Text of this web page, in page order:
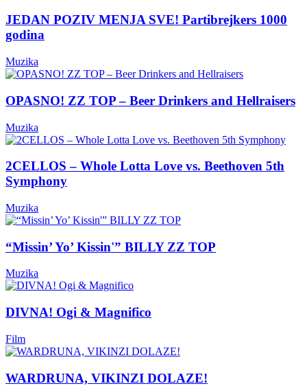
JEDAN POZIV MENJA SVE! Partibrejkers 1000
godina
Muzika
OPASNO! ZZ TOP – Beer Drinkers and Hellraisers
Muzika
2CELLOS – Whole Lotta Love vs. Beethoven 5th
Symphony
Muzika
“Missin’ Yo’ Kissin'” BILLY ZZ TOP
Muzika
DIVNA! Ogi & Magnifico
Film
WARDRUNA, VIKINZI DOLAZE!